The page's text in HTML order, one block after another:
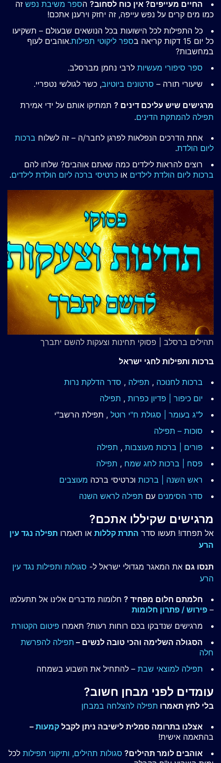
החיים מעייפים? אין כוח לסחוב? הספר משיבת נפש זה
כמו מים קרים על נפש עייפה, זה יחזק וירענן אתכם!
כל התפילות לכל הישועות בכל הנושאים שבעולם – תשקיעו
כל יום 15 דקות קריאה ב
ספר ליקוטי תפילות.אוהבים לעוף
במחשבות?
ספר סיפורי מעשיות לרבי נחמן מברסלב.
שיעורי תורה – סרטונים ביוטיוב, כשר לגולשי נטפריי.
מרגישים שיש עליכם דינים ? תמתיקו אותם על ידי אמירת
תפילה להמתקת הדינים.
אחת הדרכים הנפלאות לפרגן לחבר/ה – זה לשלוח ברכות
ליום הולדת.
רוצים להראות לילדים כמה שאתם אוהבים? שלחו להם
ברכות ליום הולדת לילדים או כרטיסי ברכה ליום הולדת לילדים.
תהילים ברסלב | פסוקי תחינות וצעקות להשם יתברך
ברכות ותפילות לחגי ישראל
ברכות לחנוכה , תפילה , סדר הדלקת נרות
יום כיפור | פדיון כפרות , תפילה
ל"ג בעומר | סגולת ח"י רוטל , תפילת הרשב"י
סוכות – תפילה
פורים | ברכות מעוצבות , תפילה
פסח | ברכות לחג שמח , תפילה
ראש השנה | ברכות וכרטיסי ברכה מעוצבים
סדר הסימנים עם תפילה לראש השנה
מרגישים שקיללו אתכם?
אל תפחדו! תעשו סדר התרת קללות או תאמרו תפילה נגד עין
הרע
תנסו גם את המאגר מגדולי ישראל ל- סגולות ותפילות נגד עין
הרע
חלמתם חלום מפחיד ? חלומות מדברים אלינו אל תתעלמו
– פירוש / פתרון חלומות
מרגישים שנדבקו בכם רוחות רעות? תאמרו פיטום הקטורת
הסגולה השלימה והכי טובה לנשים – תפילה להפרשת
חלה
תפילה למוצאי שבת – להתחיל את השבוע בשמחה
עומדים לפני מבחן חשוב?
בלי לחץ תאמרו תפילה להצלחה במבחן
אצלנו בתרומה סמלית לישיבה ניתן לקבל קמעות –
בהתאמה אישית!
אוהבים לומר תהילים? סגולות תהילים, ותיקוני תפילות לכל